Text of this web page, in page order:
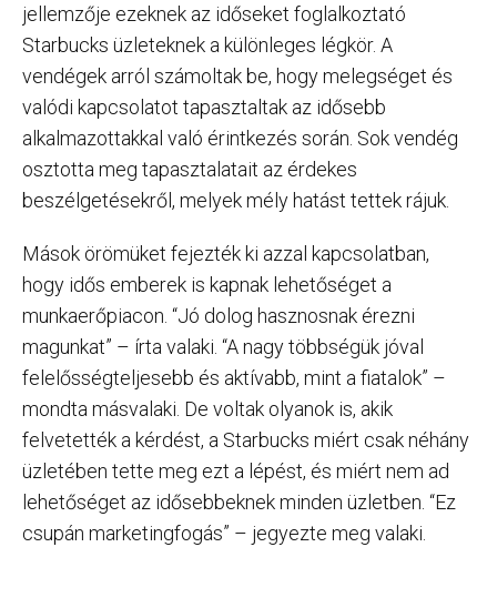
jellemzője ezeknek az időseket foglalkoztató
Starbucks üzleteknek a különleges légkör. A
vendégek arról számoltak be, hogy melegséget és
valódi kapcsolatot tapasztaltak az idősebb
alkalmazottakkal való érintkezés során. Sok vendég
osztotta meg tapasztalatait az érdekes
beszélgetésekről, melyek mély hatást tettek rájuk.
Mások örömüket fejezték ki azzal kapcsolatban,
hogy idős emberek is kapnak lehetőséget a
munkaerőpiacon. “Jó dolog hasznosnak érezni
magunkat” – írta valaki. “A nagy többségük jóval
felelősségteljesebb és aktívabb, mint a fiatalok” –
mondta másvalaki. De voltak olyanok is, akik
felvetették a kérdést, a Starbucks miért csak néhány
üzletében tette meg ezt a lépést, és miért nem ad
lehetőséget az idősebbeknek minden üzletben. “Ez
csupán marketingfogás” – jegyezte meg valaki.